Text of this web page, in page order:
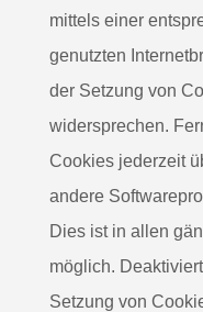
mittels einer
genutzten
der Setzung von
widersprechen.
Cookies jederzeit
andere
Dies ist in allen
möglich.
Setzung von